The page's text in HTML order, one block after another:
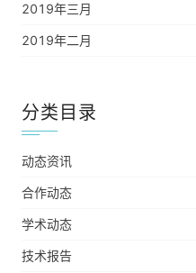
2019年三月
2019年二月
分类目录
动态资讯
合作动态
学术动态
技术报告